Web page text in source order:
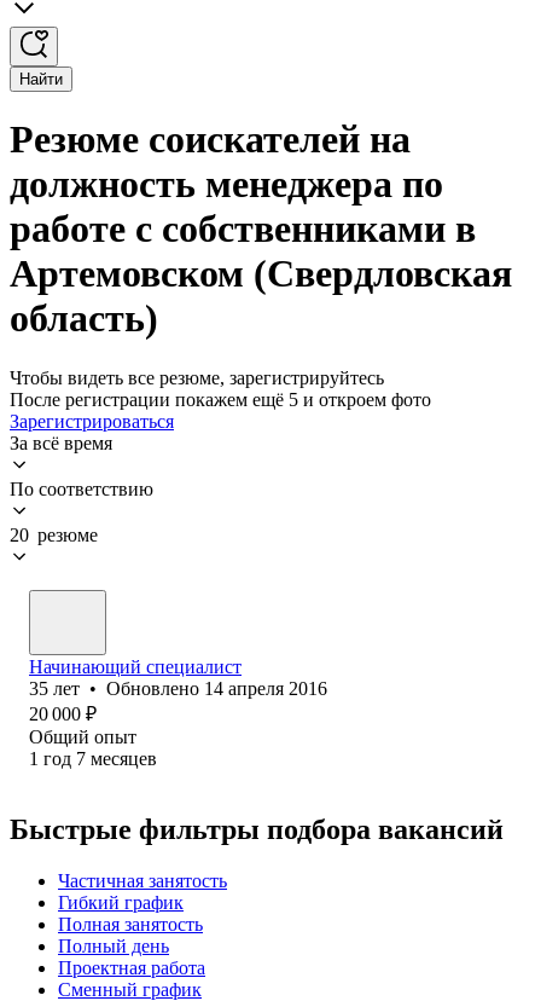
Найти
Резюме соискателей на
должность менеджера по
работе с собственниками в
Артемовском (Свердловская
область)
Чтобы видеть все резюме, зарегистрируйтесь
После регистрации покажем ещё 5 и откроем фото
Зарегистрироваться
За всё время
По соответствию
20 резюме
Начинающий специалист
35 лет • Обновлено 14 апреля 2016
20 000 ₽
Общий опыт
1 год 7 месяцев
Быстрые фильтры подбора вакансий
Частичная занятость
Гибкий график
Полная занятость
Полный день
Проектная работа
Сменный график